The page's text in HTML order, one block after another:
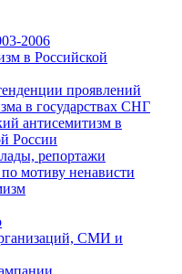
2006
в Российской
проявлений
в государствах СНГ
антисемитизм в
России
репортажи
мотиву ненависти
СМИ и